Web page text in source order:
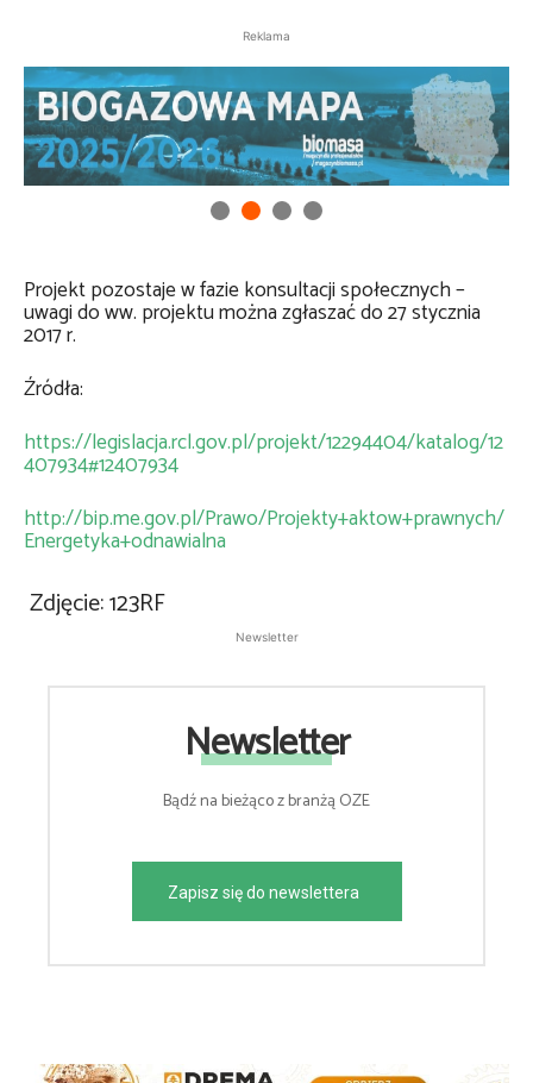
Reklama
Projekt pozostaje w fazie konsultacji społecznych –
uwagi do ww. projektu można zgłaszać do 27 stycznia
2017 r.
Źródła:
https://legislacja.rcl.gov.pl/projekt/12294404/katalog/12
407934#12407934
http://bip.me.gov.pl/Prawo/Projekty+aktow+prawnych/
Energetyka+odnawialna
Zdjęcie: 123RF
Newsletter
Newsletter
Bądź na bieżąco z branżą OZE
Zapisz się do newslettera